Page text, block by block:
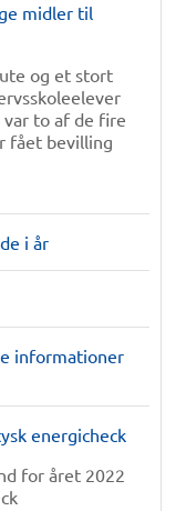
midler til
og et stort
to af de fire
fået bevilling
i år
informationer
energicheck
for året 2022